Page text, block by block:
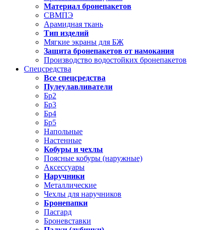
Материал бронепакетов
СВМПЭ
Арамидная ткань
Тип изделий
Мягкие экраны для БЖ
Защита бронепакетов от намокания
Производство водостойких бронепакетов
Спецсредства
Все спецсредства
Пулеулавливатели
Бр2
Бр3
Бр4
Бр5
Напольные
Настенные
Кобуры и чехлы
Поясные кобуры (наружные)
Аксессуары
Наручники
Металлические
Чехлы для наручников
Бронепапки
Пасгард
Броневставки